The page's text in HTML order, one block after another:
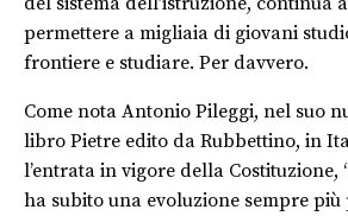
permettere a migliaia di giovani
frontiere e studiare. Per davvero.
Come nota Antonio Pileggi, nel suo
libro Pietre edito da Rubbettino, in
l’entrata in vigore della
ha subito una evoluzione sempre più